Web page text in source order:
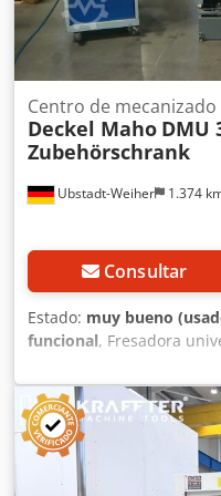
Ubstadt-Weiher 1.374
Centro de
Deckel Maho DMU
Zubehörschrank
Consultar
Estado: muy bueno
funcional, Fresadora
control Siemens 810 D
Datos técnicos: >> Año
Siemens 810 D ShopMill
min-1 >> Avance: 1 -
Husillo: SK-40 >>
mm >> Mesa giratoria